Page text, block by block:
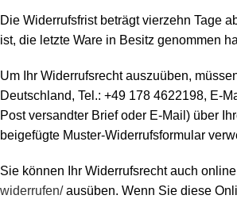
Die Widerrufsfrist beträgt vierzehn Tage
ist, die letzte Ware in Besitz genommen
Um Ihr Widerrufsrecht auszuüben,
Deutschland, Tel.: +49 178 4622198, E-
Post versandter Brief oder E-Mail) über
beigefügte Muster-Widerrufsformular
Sie können Ihr Widerrufsrecht auch
widerrufen/ausüben. Wenn Sie diese